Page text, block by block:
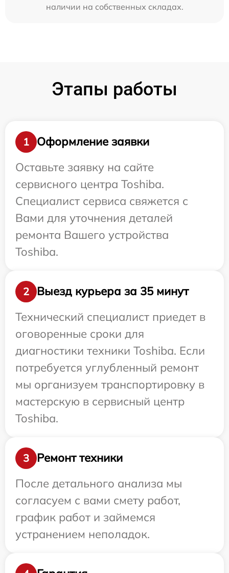
наличии на собственных складах.
Этапы работы
1
Оформление заявки
Оставьте заявку на сайте
сервисного центра Toshiba.
Специалист сервиса свяжется с
Вами для уточнения деталей
ремонта Вашего устройства
Toshiba.
2
Выезд курьера за 35 минут
Технический специалист приедет в
оговоренные сроки для
диагностики техники Toshiba. Если
потребуется углубленный ремонт
мы организуем транспортировку в
мастерскую в сервисный центр
Toshiba.
3
Ремонт техники
После детального анализа мы
согласуем с вами смету работ,
график работ и займемся
устранением неполадок.